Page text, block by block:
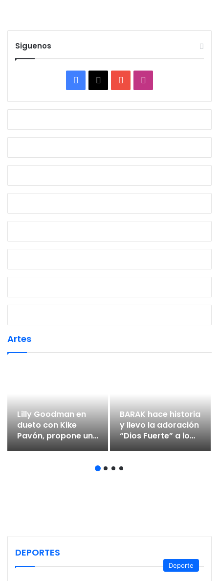
Siguenos
Facebook YouTube
Artes
Lilly Goodman en
dueto con Kike
Pavón, propone una
BARAK hace historia
y llevo la adoración
“Dios Fuerte” a lo
DEPORTES
Deporte